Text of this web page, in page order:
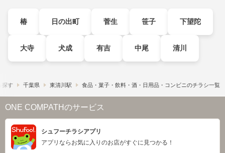
椿 日の出町 菅生 笹子 下望陀
大寺 犬成 有吉 中尾 清川
探す 千葉県 東清川駅 食品・菓子・飲料・酒・日用品・コンビニのチラシ一覧
ONE COMPATHのサービス
シュフーチラシアプリ
アプリならお気に入りのお店がすぐに見つかる！